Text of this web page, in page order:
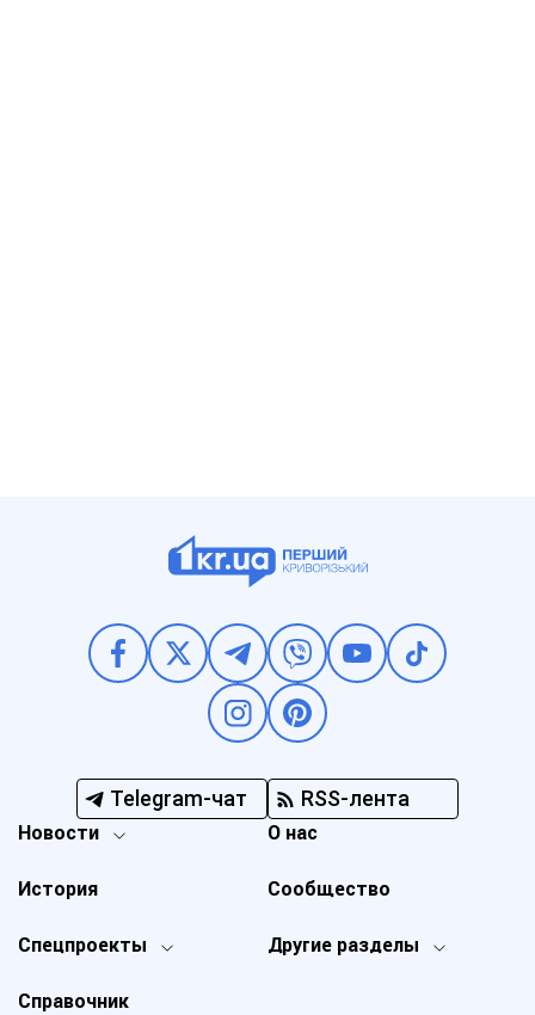
Telegram-чат RSS-лента
Новости
Спецпроекты Другие разделы
История
О нас
Справочник
Сообщество